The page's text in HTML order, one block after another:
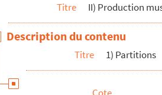
Titre II) Production
Description du contenu
Titre 1) Partitions